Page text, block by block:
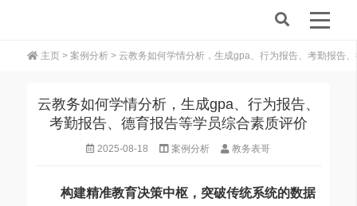
主页> 案例分析> 云教务如何学情分析，生成gpa、行为报告、考勤报告
云教务如何学情分析，生成gpa、行为报告、
考勤报告、德育报告等学员综合素质评价
2025-08-18 案例分析 教务表哥
构建精准教育决策中枢，突破传统系统的数据